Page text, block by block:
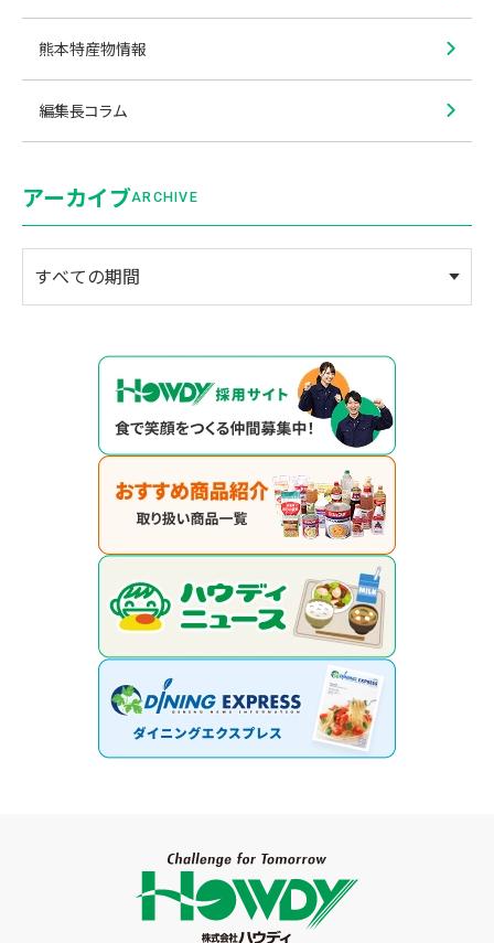
熊本特産物情報
編集長コラム
アーカイブARCHIVE